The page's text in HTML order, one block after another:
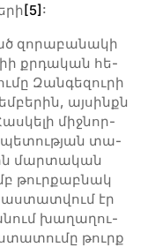
[5]:
զո­­­րա­­­բա­­­նա­­­կի
քրդա­­­կան հե­­
Զան­­գե­­­զու­­­րի
այ­­սինքն
միջ­­նոր­­
տա­­­
մար­­տա­­­կան
թուր­­քաբ­­նակ
էր
խա­­­ղա­­­ղու­­
թուրք